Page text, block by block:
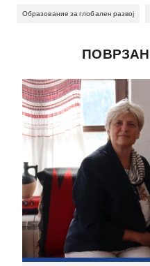
Образование за глобален развој